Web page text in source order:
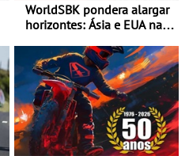
WorldSBK pondera alargar
horizontes: Ásia e EUA na